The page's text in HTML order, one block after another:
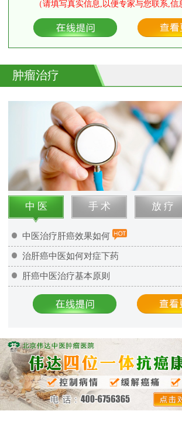
（请填写真实信息,以便专家与您联系,信
肿瘤治疗
中 医 手 术 放 疗
中医治疗肝癌效果如何
治肝癌中医如何对症下药
肝癌中医治疗基本原则